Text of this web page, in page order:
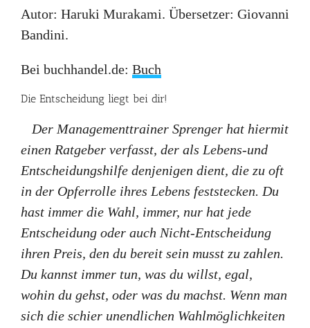
Autor: Haruki Murakami. Übersetzer: Giovanni
Bandini.
Bei buchhandel.de: Buch
Die Entscheidung liegt bei dir!
Der Managementtrainer Sprenger hat hiermit
einen Ratgeber verfasst, der als Lebens-und
Entscheidungshilfe denjenigen dient, die zu oft
in der Opferrolle ihres Lebens feststecken. Du
hast immer die Wahl, immer, nur hat jede
Entscheidung oder auch Nicht-Entscheidung
ihren Preis, den du bereit sein musst zu zahlen.
Du kannst immer tun, was du willst, egal,
wohin du gehst, oder was du machst. Wenn man
sich die schier unendlichen Wahlmöglichkeiten